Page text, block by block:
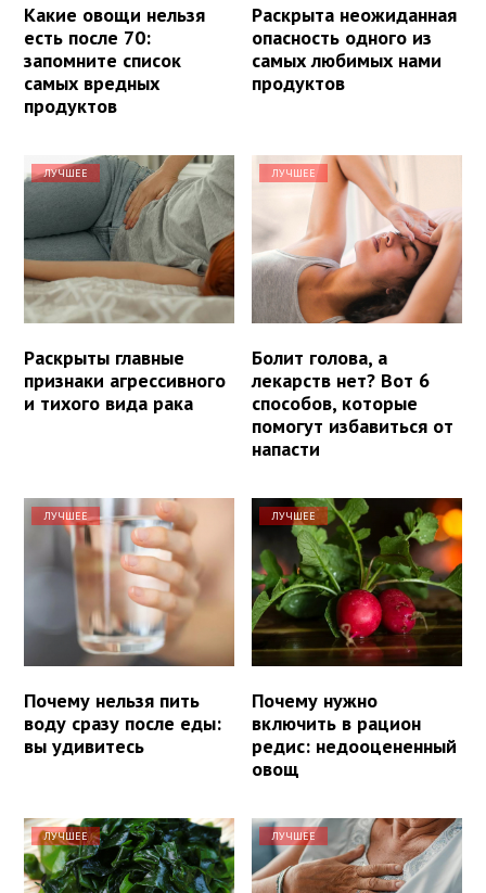
Какие овощи нельзя
есть после 70:
запомните список
самых вредных
продуктов
Раскрыта неожиданная
опасность одного из
самых любимых нами
продуктов
ЛУЧШЕЕ
Раскрыты главные
признаки агрессивного
и тихого вида рака
ЛУЧШЕЕ
Болит голова, а
лекарств нет? Вот 6
способов, которые
помогут избавиться от
напасти
ЛУЧШЕЕ
Почему нельзя пить
воду сразу после еды:
вы удивитесь
ЛУЧШЕЕ
Почему нужно
включить в рацион
редис: недооцененный
овощ
ЛУЧШЕЕ ЛУЧШЕЕ